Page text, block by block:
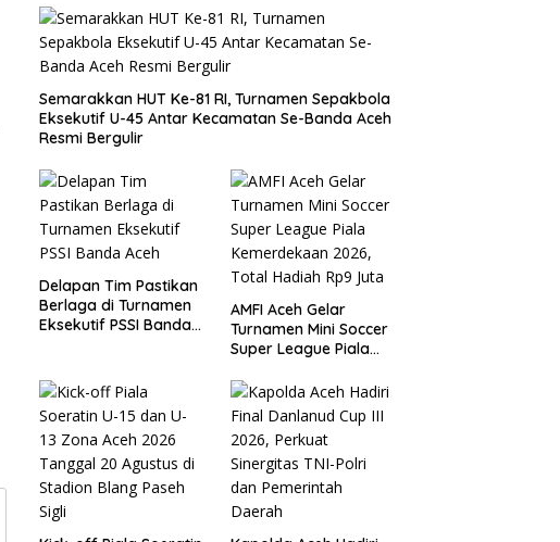
Semarakkan HUT Ke-81 RI, Turnamen Sepakbola
Eksekutif U-45 Antar Kecamatan Se-Banda Aceh
Resmi Bergulir
Delapan Tim Pastikan
Berlaga di Turnamen
Eksekutif PSSI Banda
AMFI Aceh Gelar
Turnamen Mini Soccer
Super League Piala
Total Hadiah Rp9 Juta